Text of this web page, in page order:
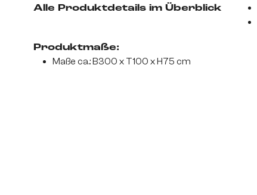
Alle Produktdetails im Überblick
Produktmaße:
Maße ca.: B300 x T100 x H75 cm